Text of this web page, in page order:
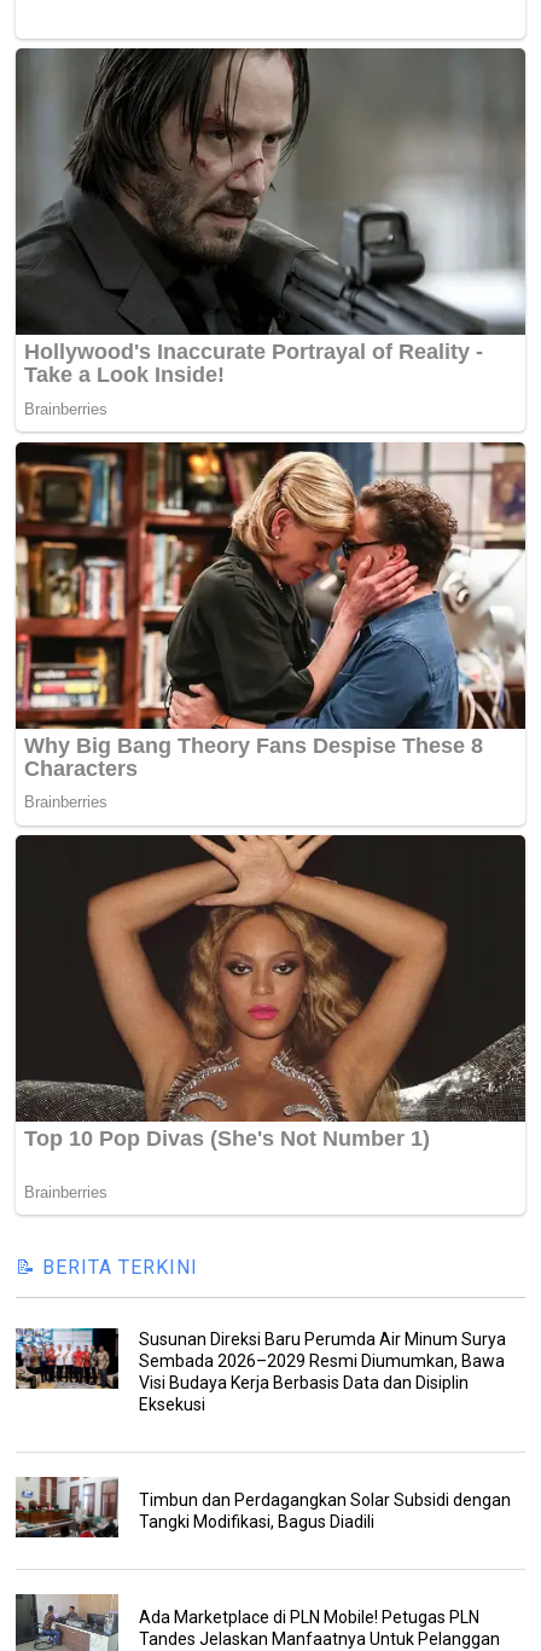
📝 BERITA TERKINI
Susunan Direksi Baru Perumda Air Minum Surya
Sembada 2026–2029 Resmi Diumumkan, Bawa
Visi Budaya Kerja Berbasis Data dan Disiplin
Eksekusi
Timbun dan Perdagangkan Solar Subsidi dengan
Tangki Modifikasi, Bagus Diadili
Ada Marketplace di PLN Mobile! Petugas PLN
Tandes Jelaskan Manfaatnya Untuk Pelanggan